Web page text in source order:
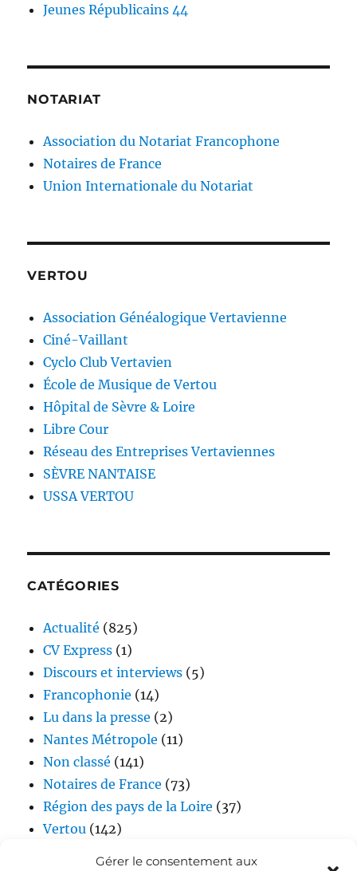
Gérer le consentement aux
Jeunes Républicains 44
NOTARIAT
Association du Notariat Francophone
Notaires de France
Union Internationale du Notariat
VERTOU
Association Généalogique Vertavienne
Ciné-Vaillant
Cyclo Club Vertavien
École de Musique de Vertou
Hôpital de Sèvre & Loire
Libre Cour
Réseau des Entreprises Vertaviennes
SÈVRE NANTAISE
USSA VERTOU
CATÉGORIES
Actualité (825)
CV Express (1)
Discours et interviews (5)
Francophonie (14)
Lu dans la presse (2)
Nantes Métropole (11)
Non classé (141)
Notaires de France (73)
Région des pays de la Loire (37)
Vertou (142)